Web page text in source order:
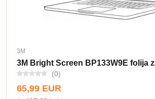
3M
3M Bright Screen BP133W9E folija
(0)
65,99 EUR